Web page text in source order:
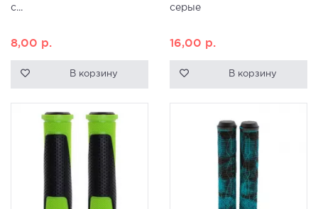
с...
8,00 р.
В корзину
серые
16,00 р.
В корзину